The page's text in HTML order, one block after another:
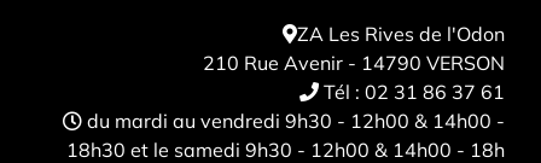
ZA Les Rives de l'Odon
210 Rue Avenir - 14790 VERSON
Tél : 02 31 86 37 61
du mardi au vendredi 9h30 - 12h00 & 14h00 -
18h30 et le samedi 9h30 - 12h00 & 14h00 - 18h